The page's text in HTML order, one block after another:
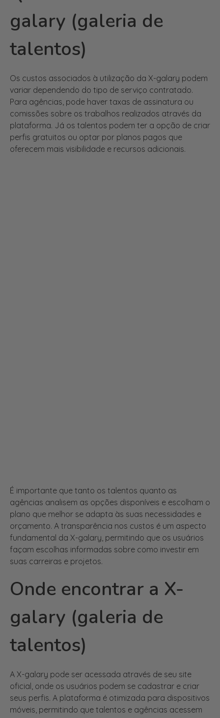
talentos)
Os custos associados à utilização da X-galary podem
Para agências, pode haver taxas de assinatura ou
comissões sobre os trabalhos realizados através da
plataforma. Já os talentos podem ter a opção de criar
perfis gratuitos ou optar por planos pagos que
oferecem mais visibilidade e recursos adicionais.
plano que melhor se adapta às suas necessidades e
orçamento. A transparência nos custos é um aspecto
fundamental da X-galary, permitindo que os usuários
façam escolhas informadas sobre como investir em
suas carreiras e projetos.
Onde encontrar a X-
galary (galeria de
talentos)
A X-galary pode ser acessada através de seu site
seus perfis. A plataforma é otimizada para dispositivos
móveis, permitindo que talentos e agências acessem
suas contas e explorem oportunidades de qualquer
lugar. Além disso, a X-galary pode estar presente em